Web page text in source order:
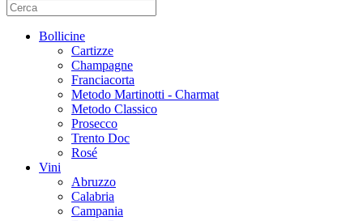
Bollicine
Cartizze
Champagne
Franciacorta
Metodo Martinotti - Charmat
Metodo Classico
Prosecco
Trento Doc
Rosé
Vini
Abruzzo
Calabria
Campania